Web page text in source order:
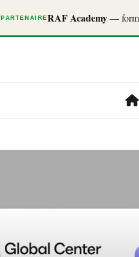
PARTENAIRERAF Academy—